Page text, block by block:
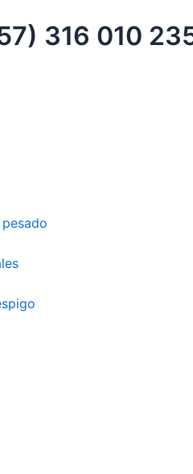
316 010